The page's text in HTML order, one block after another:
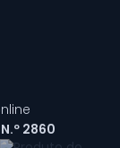
2860